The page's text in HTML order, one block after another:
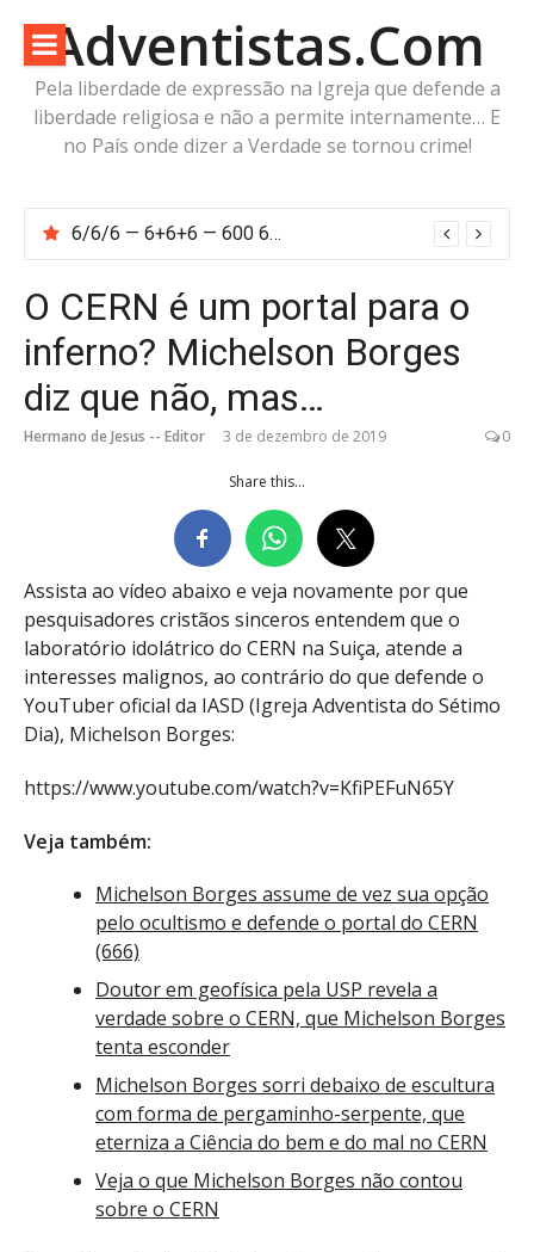
para
conteúdo
Adventistas.Com
Pela liberdade de expressão na Igreja que defende a
liberdade religiosa e não a permite internamente… E
no País onde dizer a Verdade se tornou crime!
6/6/6 — 6+6+6 — 600 60 6… Calcule o número da besta!
O CERN é um portal para o
inferno? Michelson Borges
diz que não, mas…
Hermano de Jesus -- Editor 3 de dezembro de 2019 0
Share this...
Assista ao vídeo abaixo e veja novamente por que
pesquisadores cristãos sinceros entendem que o
laboratório idolátrico do CERN na Suiça, atende a
interesses malignos, ao contrário do que defende o
YouTuber oficial da IASD (Igreja Adventista do Sétimo
Dia), Michelson Borges:
https://www.youtube.com/watch?v=KfiPEFuN65Y
Veja também:
Michelson Borges assume de vez sua opção
pelo ocultismo e defende o portal do CERN
(666)
Doutor em geofísica pela USP revela a
verdade sobre o CERN, que Michelson Borges
tenta esconder
Michelson Borges sorri debaixo de escultura
com forma de pergaminho-serpente, que
eterniza a Ciência do bem e do mal no CERN
Veja o que Michelson Borges não contou
sobre o CERN